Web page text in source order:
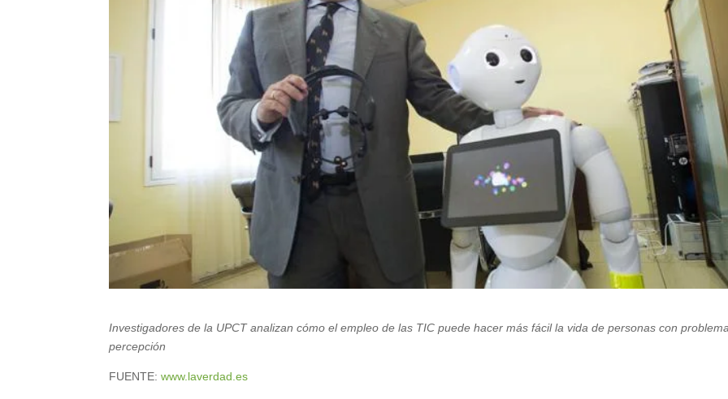
Investigadores de la UPCT analizan cómo el empleo de las TIC puede hacer más fácil la vida de personas con
percepción
FUENTE:www.laverdad.es